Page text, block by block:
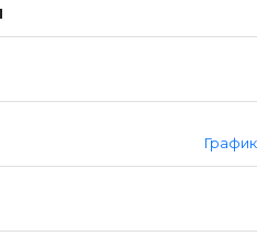
График